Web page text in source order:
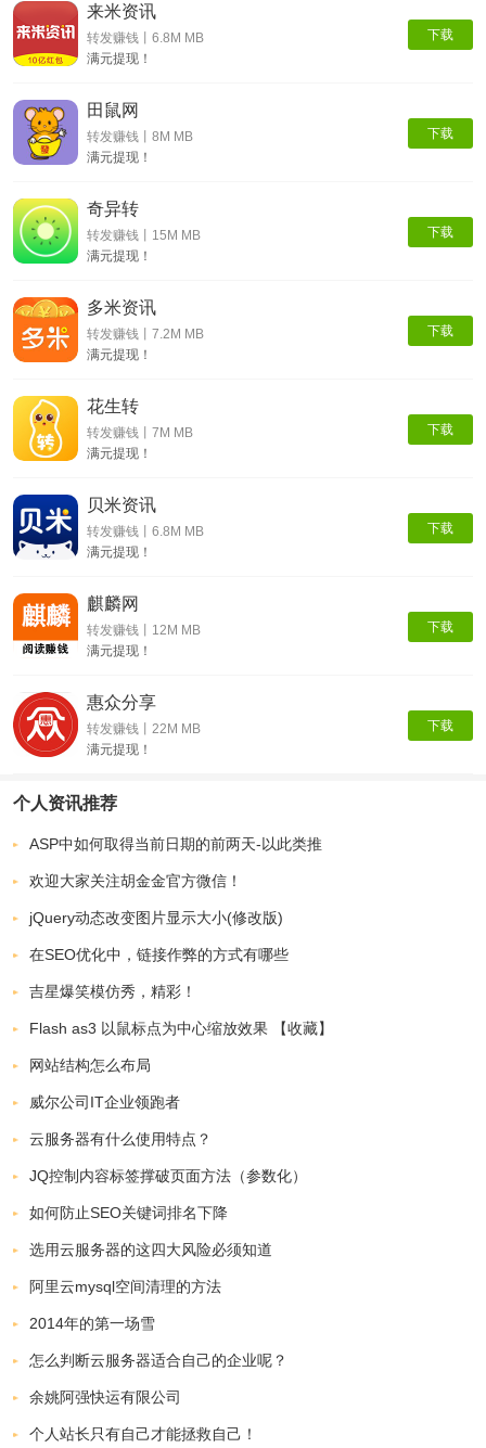
下载
来米资讯
转发赚钱丨6.8M MB
满元提现！
下载
田鼠网
转发赚钱丨8M MB
满元提现！
下载
奇异转
转发赚钱丨15M MB
满元提现！
下载
多米资讯
转发赚钱丨7.2M MB
满元提现！
下载
花生转
转发赚钱丨7M MB
满元提现！
下载
贝米资讯
转发赚钱丨6.8M MB
满元提现！
下载
麒麟网
转发赚钱丨12M MB
满元提现！
下载
惠众分享
转发赚钱丨22M MB
满元提现！
个人资讯推荐
ASP中如何取得当前日期的前两天-以此类推
欢迎大家关注胡金金官方微信！
jQuery动态改变图片显示大小(修改版)
在SEO优化中，链接作弊的方式有哪些
吉星爆笑模仿秀，精彩！
Flash as3 以鼠标点为中心缩放效果 【收藏】
网站结构怎么布局
威尔公司IT企业领跑者
云服务器有什么使用特点？
JQ控制内容标签撑破页面方法（参数化）
如何防止SEO关键词排名下降
选用云服务器的这四大风险必须知道
阿里云mysql空间清理的方法
2014年的第一场雪
怎么判断云服务器适合自己的企业呢？
余姚阿强快运有限公司
个人站长只有自己才能拯救自己！